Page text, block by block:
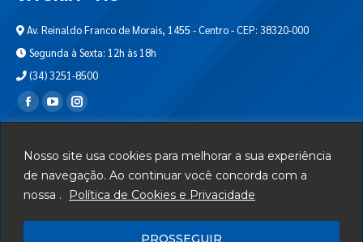
Nosso site usa cookies para melhorar a sua experiência
de navegação. Ao continuar você concorda com a
nossa .
Política de Cookies e Privacidade
PROSSEGUIR
Av. Reinaldo Franco de Morais, 1455 - Centro - CEP: 38320-000
Segunda à Sexta: 12h às 18h
(34) 3251-8500
Encontre-nos em:
Departamento de T.I.
Serviços